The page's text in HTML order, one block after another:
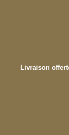
Livraison